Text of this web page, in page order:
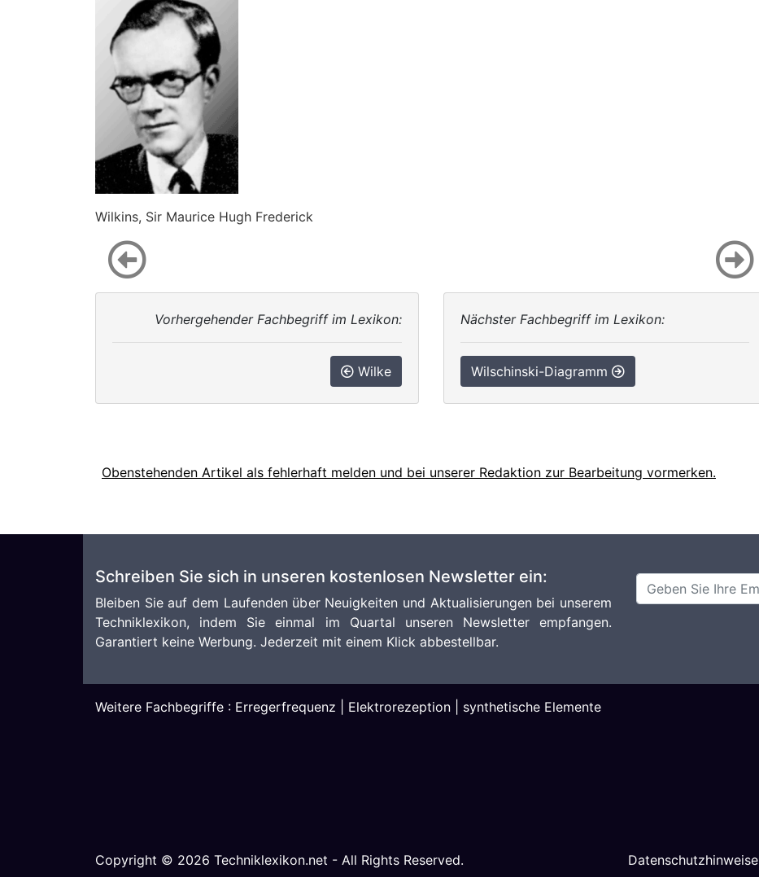
Wilkins, Sir Maurice Hugh Frederick
Vorhergehender Fachbegriff im Lexikon:
Wilke
Nächster Fachbegriff im Lexikon:
Wilschinski-Diagramm
Obenstehenden Artikel als fehlerhaft melden und bei unserer Redaktion zur Bearbeitung vormerken.
Schreiben Sie sich in unseren kostenlosen Newsletter ein:
Bleiben Sie auf dem Laufenden über Neuigkeiten und Aktualisierungen bei unserem
Techniklexikon, indem Sie einmal im Quartal unseren Newsletter empfangen.
Garantiert keine Werbung. Jederzeit mit einem Klick abbestellbar.
Weitere Fachbegriffe : Erregerfrequenz Elektrorezeption synthetische Elemente
Copyright © 2026 Techniklexikon.net - All Rights Reserved. Datenschutzhinweise